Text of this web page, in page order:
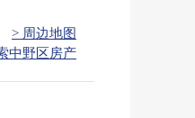
> 周边地图
中野区房产